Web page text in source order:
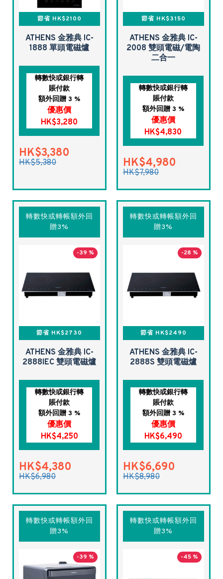
節省 HK$2100
ATHENS 金雅典 IC-
1888 單頭電磁爐
轉數快或銀行轉
賬付款
額外回贈 3 %
優惠價
HK$3,280
HK$3,380
HK$5,380
節省 HK$3150
ATHENS 金雅典 IC-
2008 雙頭電磁/電陶
二合一
轉數快或銀行轉
賬付款
額外回贈 3 %
優惠價
HK$4,830
HK$4,980
HK$7,980
轉數快或轉帳額外回
贈3%
-39 %
節省 HK$2730
ATHENS 金雅典 IC-
2888IEC 雙頭電磁爐
轉數快或銀行轉
賬付款
額外回贈 3 %
優惠價
HK$4,250
HK$4,380
HK$6,980
轉數快或轉帳額外回
贈3%
-28 %
節省 HK$2490
ATHENS 金雅典 IC-
2888S 雙頭電磁爐
轉數快或銀行轉
賬付款
額外回贈 3 %
優惠價
HK$6,490
HK$6,690
HK$8,980
轉數快或轉帳額外回
贈3%
-39 %
轉數快或轉帳額外回
贈3%
-45 %